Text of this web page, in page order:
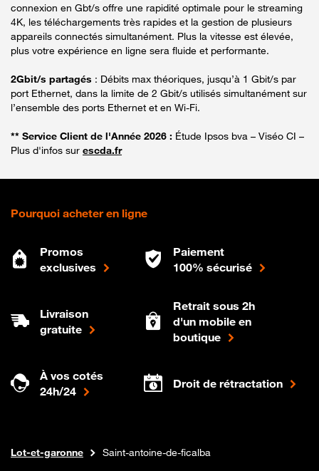
connexion en Gbt/s offre une rapidité optimale pour le streaming
4K, les téléchargements très rapides et la gestion de plusieurs
appareils connectés simultanément. Plus la vitesse est élevée,
plus votre expérience en ligne sera fluide et performante.
2Gbit/s partagés : Débits max théoriques, jusqu’à 1 Gbit/s par
port Ethernet, dans la limite de 2 Gbit/s utilisés simultanément sur
l’ensemble des ports Ethernet et en Wi-Fi.
** Service Client de l'Année 2026 : Étude Ipsos bva – Viséo CI –
Plus d'infos sur escda.fr
Pourquoi acheter en ligne
Promos
exclusives
Paiement
100% sécurisé
Livraison
gratuite
Retrait sous 2h
d'un mobile en
boutique
À vos cotés
24h/24
Droit de rétractation
Boutique Orange
Internet fibreNouvelle-aquitaine
Lot-et-garonne Saint-antoine-de-ficalba